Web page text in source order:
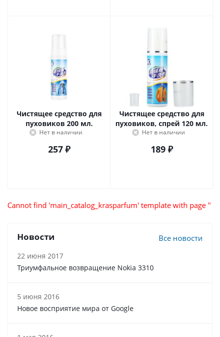
Чистящее средство для
пуховиков 200 мл.
Нет в наличии
257₽
Чистящее средство для
пуховиков, спрей 120 мл.
Нет в наличии
189₽
Cannot find 'main_catalog_krasparfum' template with page ''
Новости Все новости
22 июня 2017
Триумфальное возвращение Nokia 3310
5 июня 2016
Новое восприятие мира от Google